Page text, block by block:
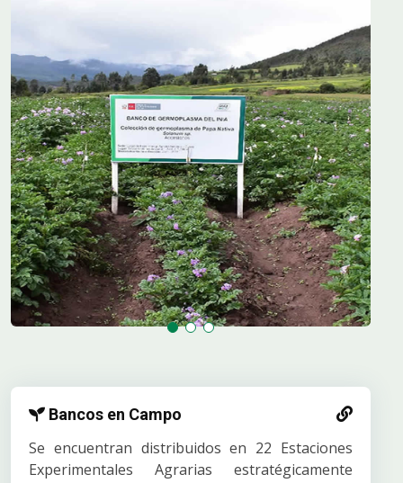
Bancos en Campo
Se encuentran distribuidos en 22 Estaciones
Experimentales Agrarias estratégicamente